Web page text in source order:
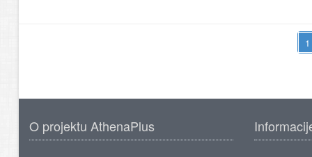
O projektu AthenaPlus